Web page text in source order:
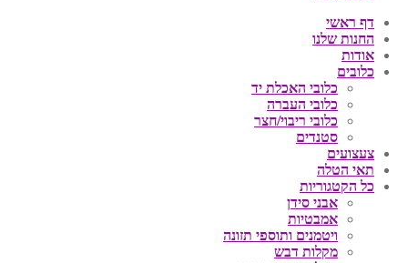
דף ראשי
החנות שלנו
אודות
כלובים
כלובי האכלת יד
כלובי העברה
כלובי ריבוי/חצר
סטנדים
צעצועים
תאי הטלה
כל הקטגוריות
אבני סידן
אמבטיות
ויטמנים ותוספי תזונה
מקלות דבש